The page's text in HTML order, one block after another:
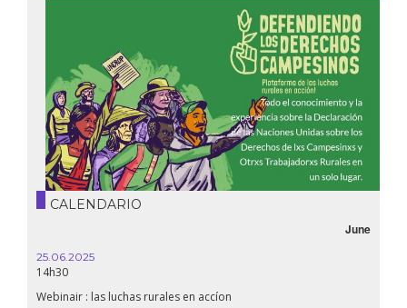
CALENDARIO
June
25.06.2025
14h30
Webinair : las luchas rurales en accíon